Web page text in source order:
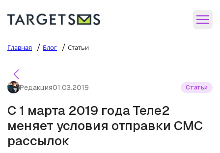
Главная / Блог / Статьи
Редакция01.03.2019 Статьи
С 1 марта 2019 года Теле2
меняет условия отправки СМС
рассылок